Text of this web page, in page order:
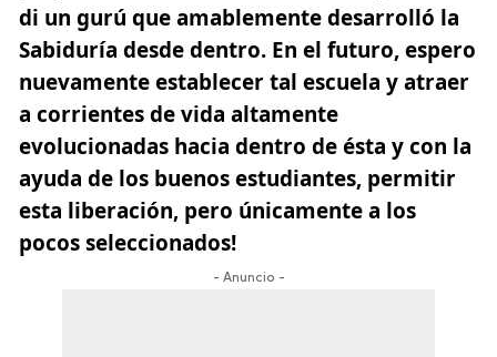
di un gurú que amablemente desarrolló la
Sabiduría desde dentro. En el futuro, espero
nuevamente establecer tal escuela y atraer
a corrientes de vida altamente
evolucionadas hacia dentro de ésta y con la
ayuda de los buenos estudiantes, permitir
esta liberación, pero únicamente a los
pocos seleccionados!
- Anuncio -